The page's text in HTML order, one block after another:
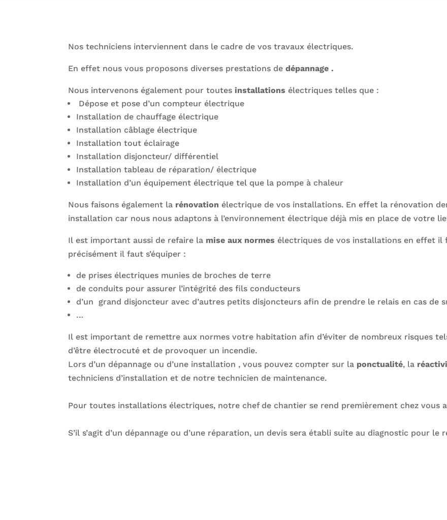
Nos techniciens interviennent dans le cadre de vos travaux électriques.
En effet nous vous proposons diverses prestations dedépannage .
Nous intervenons également pour toutesinstallations électriques telles que :
Dépose et pose d’un compteur électrique
Installation de chauffage électrique
Installation câblage électrique
Installation tout éclairage
Installation disjoncteur/ différentiel
Installation tableau de réparation/ électrique
Installation d’un équipement électrique tel que la pompe à chaleur
Nous faisons également la rénovation électrique de vos installations. En effet la rénovation
installation car nous nous adaptons à l’environnement électrique déjà mis en place de votre
Il est important aussi de refaire la mise aux normes électriques de vos installations en effet il
précisément il faut s’équiper :
de prises électriques munies de broches de terre
de conduits pour assurer l’intégrité des fils conducteurs
d’un grand disjoncteur avec d’autres petits disjoncteurs afin de prendre le relais en cas de
…
Il est important de remettre aux normes votre habitation afin d’éviter de nombreux risques
d’être électrocuté et de provoquer un incendie.
Lors d’un dépannage ou d’une installation , vous pouvez compter sur la ponctualité, la
techniciens d’installation et de notre technicien de maintenance.
Pour toutes installations électriques, notre chef de chantier se rend premièrement chez vous
S’il s’agit d’un dépannage ou d’une réparation, un devis sera établi suite au diagnostic pour le